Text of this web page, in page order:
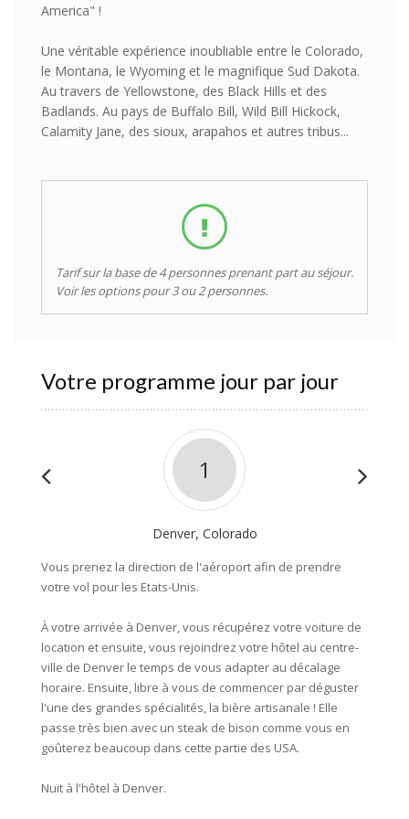
America" !
Une véritable expérience inoubliable entre le Colorado,
le Montana, le Wyoming et le magnifique Sud Dakota.
Au travers de Yellowstone, des Black Hills et des
Badlands. Au pays de Buffalo Bill, Wild Bill Hickock,
Calamity Jane, des sioux, arapahos et autres tribus...
Tarif sur la base de 4 personnes prenant part au séjour.
Voir les options pour 3 ou 2 personnes.
Votre programme jour par jour
1
Denver, Colorado
Vous prenez la direction de l'aéroport afin de prendre
votre vol pour les Etats-Unis.
À votre arrivée à Denver, vous récupérez votre voiture de
location et ensuite, vous rejoindrez votre hôtel au centre-
ville de Denver le temps de vous adapter au décalage
horaire. Ensuite, libre à vous de commencer par déguster
l'une des grandes spécialités, la bière artisanale ! Elle
passe très bien avec un steak de bison comme vous en
goûterez beaucoup dans cette partie des USA.
Nuit à l'hôtel à Denver.